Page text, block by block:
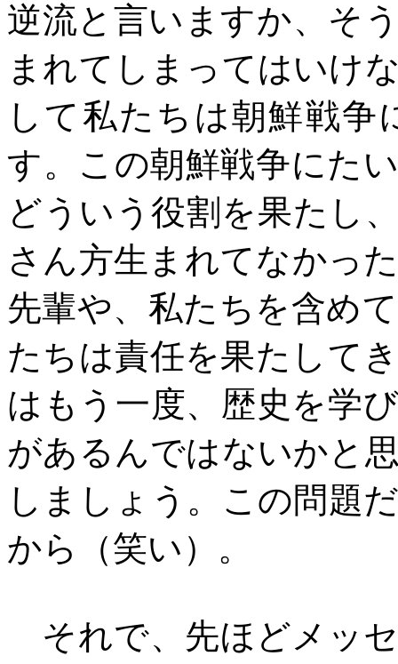
逆流と言いますか、そ
まれてしまってはいけ
して私たちは朝鮮戦
す。この朝鮮戦争にた
どういう役割を果たし
さん方生まれてなかっ
先輩や、私たちを含め
たちは責任を果たして
はもう一度、歴史を学
があるんではないかと
しましょう。この問題
から（笑い）。
それで、先ほどメッ